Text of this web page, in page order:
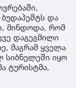
და
მინდოდა, რომ
დაგეგმილი
მაგრამ ყველა
სიბნელეში იყო
ტურისტმა,